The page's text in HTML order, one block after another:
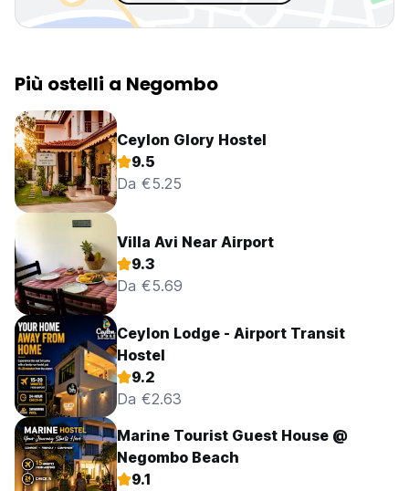
Più ostelli a Negombo
Ceylon Glory Hostel
9.5
Da €5.25
Villa Avi Near Airport
9.3
Da €5.69
Ceylon Lodge - Airport Transit
Hostel
9.2
Da €2.63
Marine Tourist Guest House @
Negombo Beach
9.1